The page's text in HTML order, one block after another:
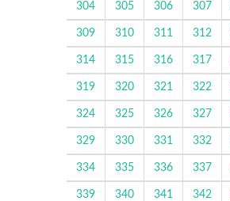
304 305 306 307
309 310 311 312
314 315 316 317
319 320 321 322
324 325 326 327
329 330 331 332
334 335 336 337
339 340 341 342